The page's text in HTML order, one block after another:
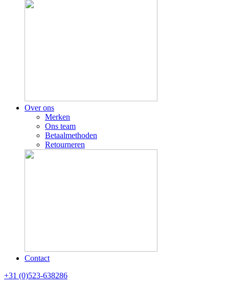
Over ons
Merken
Ons team
Betaalmethoden
Retourneren
Contact
+31 (0)523-638286